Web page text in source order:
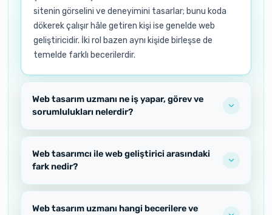
sitenin görselini ve deneyimini tasarlar; bunu koda
dökerek çalışır hâle getiren kişi ise genelde web
geliştiricidir. İki rol bazen aynı kişide birleşse de
temelde farklı becerilerdir.
Web tasarım uzmanı ne iş yapar, görev ve
sorumlulukları nelerdir?
Web tasarımcı ile web geliştirici arasındaki
fark nedir?
Web tasarım uzmanı hangi becerilere ve